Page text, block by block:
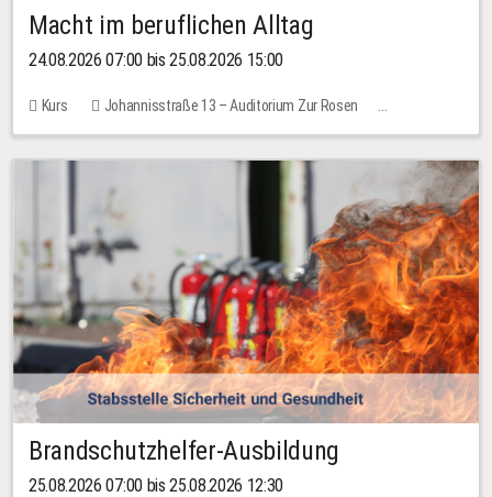
Macht im beruflichen Alltag
24.08.2026 07:00 bis 25.08.2026 15:00
Kurs
Johannisstraße 13 – Auditorium Zur Rosen
Keine freien Plätze
Brandschutzhelfer-Ausbildung
25.08.2026 07:00 bis 25.08.2026 12:30